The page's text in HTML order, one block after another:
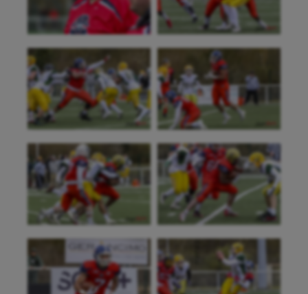
Aéronautique
Athlétisme
Auto